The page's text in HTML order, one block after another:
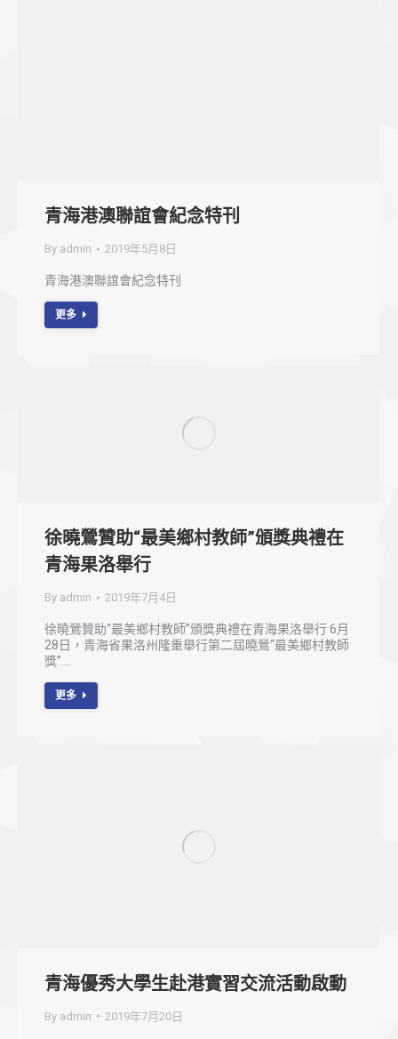
青海港澳聯誼會紀念特刊
By admin 2019年5月8日
青海港澳聯誼會紀念特刊
更多
徐曉鶯贊助“最美鄉村教師”頒獎典禮在
青海果洛舉行
By admin 2019年7月4日
徐曉鶯贊助“最美鄉村教師”頒獎典禮在青海果洛舉行 6月
28日，青海省果洛州隆重舉行第二屆曉鶯“最美鄉村教師
獎”…
更多
青海優秀大學生赴港實習交流活動啟動
By admin 2019年7月20日